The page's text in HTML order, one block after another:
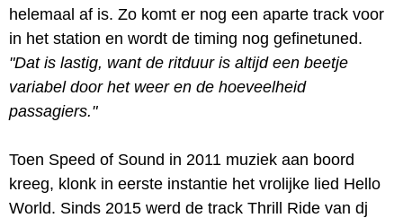
helemaal af is. Zo komt er nog een aparte track voor
in het station en wordt de timing nog gefinetuned.
"Dat is lastig, want de ritduur is altijd een beetje
variabel door het weer en de hoeveelheid
passagiers."
Toen Speed of Sound in 2011 muziek aan boord
kreeg, klonk in eerste instantie het vrolijke lied Hello
World. Sinds 2015 werd de track Thrill Ride van dj